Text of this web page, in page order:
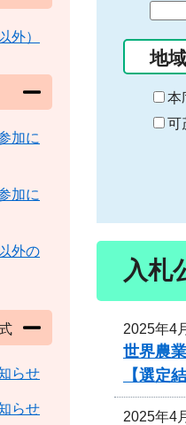
の
始
ま
り
地域
本
可
入札
2025年4
世界農
【選定
2025年4
外）
加に
加に
外の
らせ
らせ